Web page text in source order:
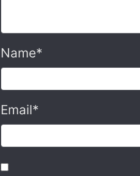
Name*
Email*